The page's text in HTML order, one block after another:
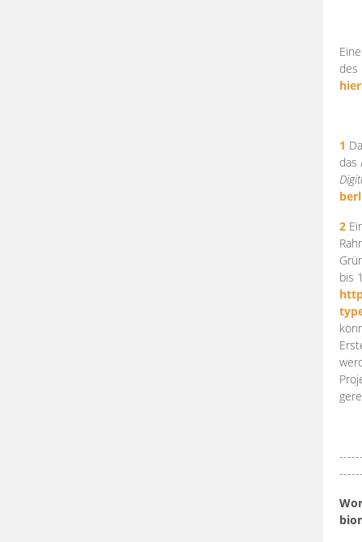
des
hier
1
das
2
bis